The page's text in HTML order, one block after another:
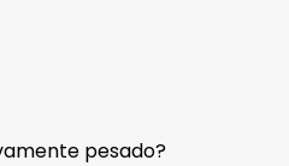
pesado?